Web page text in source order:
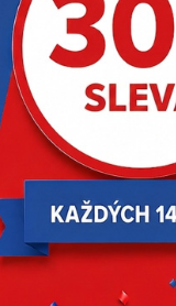
zdarma